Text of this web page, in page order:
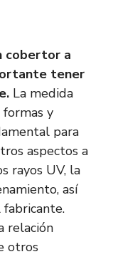
cobertor a
tener
La medida
y
para
aspectos a
rayos UV, la
así
relación
otros